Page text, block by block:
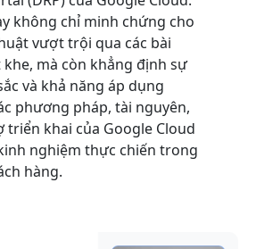
không chỉ minh chứng cho
vượt trội qua các bài
mà còn khẳng định sự
và khả năng áp dụng
phương pháp, tài nguyên,
triển khai của Google Cloud
nghiệm thực chiến trong
hàng.